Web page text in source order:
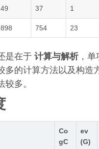
49 37 1
898 754 23
是在于计算与解析，单
多的计算方法以及构造
多。
Co
gC
ev
(G)